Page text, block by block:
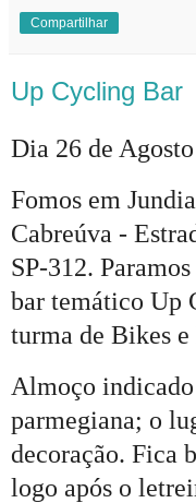
Compartilhar
Up Cycling Bar
Dia 26 de
Fomos em
Cabreúva -
SP-312.
bar temático Up
turma de Bikes
Almoço
parmegiana; o
decoração. Fica
logo após o